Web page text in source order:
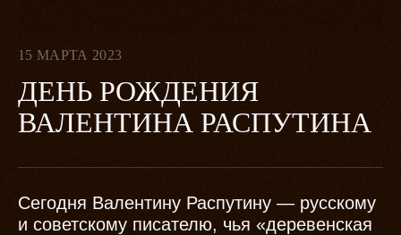
15 МАРТА 2023
ДЕНЬ РОЖДЕНИЯ
ВАЛЕНТИНА РАСПУТИНА
Сегодня Валентину Распутину — русскому
и советскому писателю, чья «деревенская